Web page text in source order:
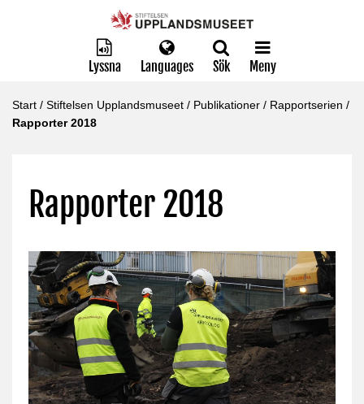
Lyssna Languages Sök Meny
Start / Stiftelsen Upplandsmuseet / Publikationer / Rapportserien /
Rapporter 2018
Rapporter 2018